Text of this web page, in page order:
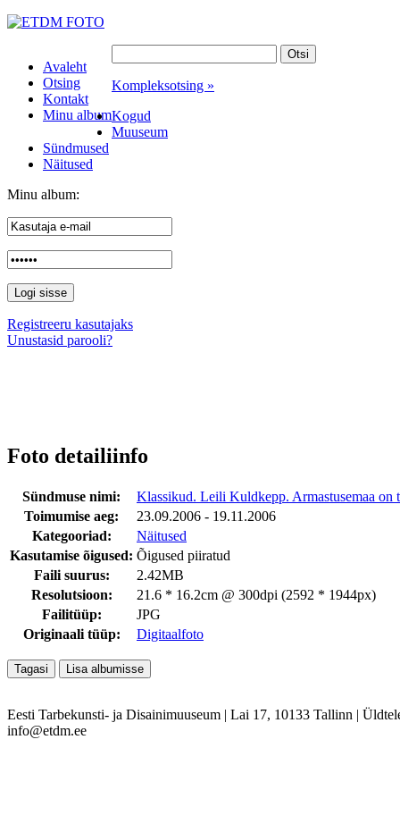
Avaleht
Otsing
Kontakt
Minu album
Kompleksotsing »
Kogud
Muuseum
Sündmused
Näitused
Minu album:
Registreeru kasutajaks
Unustasid parooli?
Foto detailiinfo
Sündmuse nimi:
Klassikud. Leili Kuldkepp. Armastusemaa on
Toimumise aeg:
23.09.2006 - 19.11.2006
Kategooriad:
Näitused
Kasutamise õigused: Õigused piiratud
Faili suurus:
2.42MB
Resolutsioon:
21.6 * 16.2cm @ 300dpi (2592 * 1944px)
Failitüüp:
JPG
Originaali tüüp:
Digitaalfoto
Eesti Tarbekunsti- ja Disainimuuseum | Lai 17, 10133 Tallinn |
info@etdm.ee